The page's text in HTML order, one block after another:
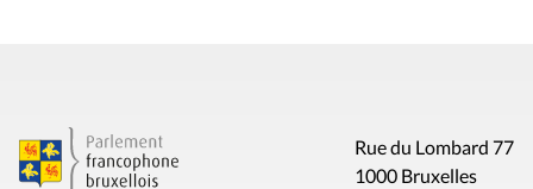
Rue du Lombard 77
1000 Bruxelles